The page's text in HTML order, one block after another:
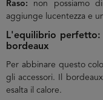
Raso: non possiamo
aggiunge lucentezza e
L'equilibrio perfetto:
bordeaux
Per abbinare questo
gli accessori. Il
esalta il calore.